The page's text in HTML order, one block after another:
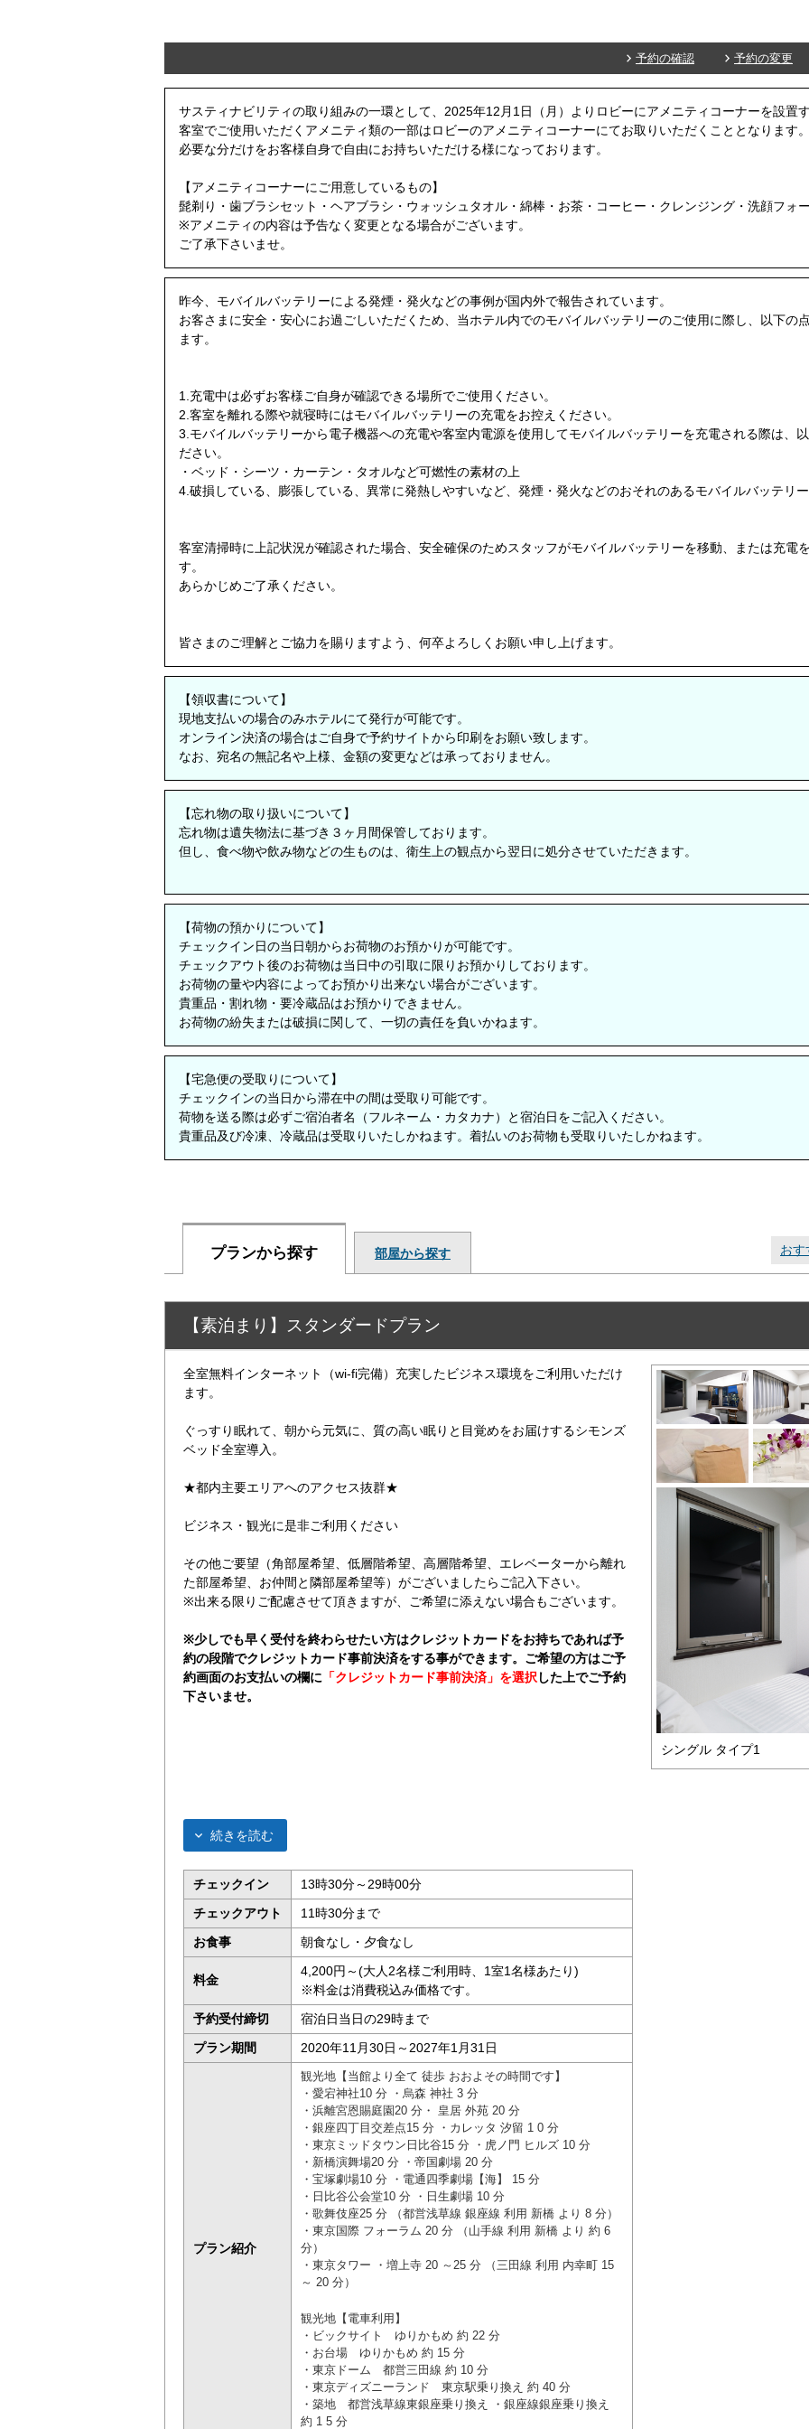
予約の確認 予約の変更
サスティナビリティの取り組みの一環として、2025年12月1日（月）よりロビーにアメニティコーナーを設置
客室でご使用いただくアメニティ類の一部はロビーのアメニティコーナーにてお取りいただくこととなります。
必要な分だけをお客様自身で自由にお持ちいただける様になっております。
【アメニティコーナーにご用意しているもの】
髭剃り・歯ブラシセット・ヘアブラシ・ウォッシュタオル・綿棒・お茶・コーヒー・クレンジング・洗顔フォ
※アメニティの内容は予告なく変更となる場合がございます。
ご了承下さいませ。
昨今、モバイルバッテリーによる発煙・発火などの事例が国内外で報告されています。
お客さまに安全・安心にお過ごしいただくため、当ホテル内でのモバイルバッテリーのご使用に際し、以下の
ます。
1.充電中は必ずお客様ご自身が確認できる場所でご使用ください。
2.客室を離れる際や就寝時にはモバイルバッテリーの充電をお控えください。
3.モバイルバッテリーから電子機器への充電や客室内電源を使用してモバイルバッテリーを充電される際は、
ださい。
・ベッド・シーツ・カーテン・タオルなど可燃性の素材の上
4.破損している、膨張している、異常に発熱しやすいなど、発煙・発火などのおそれのあるモバイルバッテリ
客室清掃時に上記状況が確認された場合、安全確保のためスタッフがモバイルバッテリーを移動、または充電
す。
あらかじめご了承ください。
皆さまのご理解とご協力を賜りますよう、何卒よろしくお願い申し上げます。
【領収書について】
現地支払いの場合のみホテルにて発行が可能です。
オンライン決済の場合はご自身で予約サイトから印刷をお願い致します。
なお、宛名の無記名や上様、金額の変更などは承っておりません。
【忘れ物の取り扱いについて】
忘れ物は遺失物法に基づき３ヶ月間保管しております。
但し、食べ物や飲み物などの生ものは、衛生上の観点から翌日に処分させていただきます。
【荷物の預かりについて】
チェックイン日の当日朝からお荷物のお預かりが可能です。
チェックアウト後のお荷物は当日中の引取に限りお預かりしております。
お荷物の量や内容によってお預かり出来ない場合がございます。
貴重品・割れ物・要冷蔵品はお預かりできません。
お荷物の紛失または破損に関して、一切の責任を負いかねます。
【宅急便の受取りについて】
チェックインの当日から滞在中の間は受取り可能です。
荷物を送る際は必ずご宿泊者名（フルネーム・カタカナ）と宿泊日をご記入ください。
貴重品及び冷凍、冷蔵品は受取りいたしかねます。着払いのお荷物も受取りいたしかねます。
プランから探す 部屋から探す おす
【素泊まり】スタンダードプラン
全室無料インターネット（wi-fi完備）充実したビジネス環境をご利用いただけ
ます。
ぐっすり眠れて、朝から元気に、質の高い眠りと目覚めをお届けするシモンズ
ベッド全室導入。
★都内主要エリアへのアクセス抜群★
ビジネス・観光に是非ご利用ください
その他ご要望（角部屋希望、低層階希望、高層階希望、エレベーターから離れ
た部屋希望、お仲間と隣部屋希望等）がございましたらご記入下さい。
※出来る限りご配慮させて頂きますが、ご希望に添えない場合もございます。
※少しでも早く受付を終わらせたい方はクレジットカードをお持ちであれば予
約の段階でクレジットカード事前決済をする事ができます。ご希望の方はご予
約画面のお支払いの欄に 「クレジットカード事前決済」を選択 した上でご予約
下さいませ。
続きを読む
チェックイン
13時30分～29時00分
チェックアウト
11時30分まで
お食事
朝食なし・夕食なし
料金
4,200円～(大人2名様ご利用時、1室1名様あたり)
※料金は消費税込み価格です。
予約受付締切
宿泊日当日の29時まで
プラン期間
2020年11月30日～2027年1月31日
プラン紹介
観光地【当館より全て 徒歩 おおよその時間です】
・愛宕神社10 分 ・烏森 神社 3 分
・浜離宮恩賜庭園20 分・ 皇居 外苑 20 分
・銀座四丁目交差点15 分 ・カレッタ 汐留 1 0 分
・東京ミッドタウン日比谷15 分 ・虎ノ門 ヒルズ 10 分
・新橋演舞場20 分 ・帝国劇場 20 分
・宝塚劇場10 分 ・電通四季劇場【海】 15 分
・日比谷公会堂10 分 ・日生劇場 10 分
・歌舞伎座25 分 （都営浅草線 銀座線 利用 新橋 より 8 分）
・東京国際 フォーラム 20 分 （山手線 利用 新橋 より 約 6
分）
・東京タワー ・増上寺 20 ～25 分 （三田線 利用 内幸町 15
～ 20 分）
観光地【電車利用】
・ビックサイト ゆりかもめ 約 22 分
・お台場 ゆりかもめ 約 15 分
・東京ドーム 都営三田線 約 10 分
・東京ディズニーランド 東京駅乗り換え 約 40 分
・築地 都営浅草線東銀座乗り換え ・銀座線銀座乗り換え
約 1 5 分
シングル タイプ1